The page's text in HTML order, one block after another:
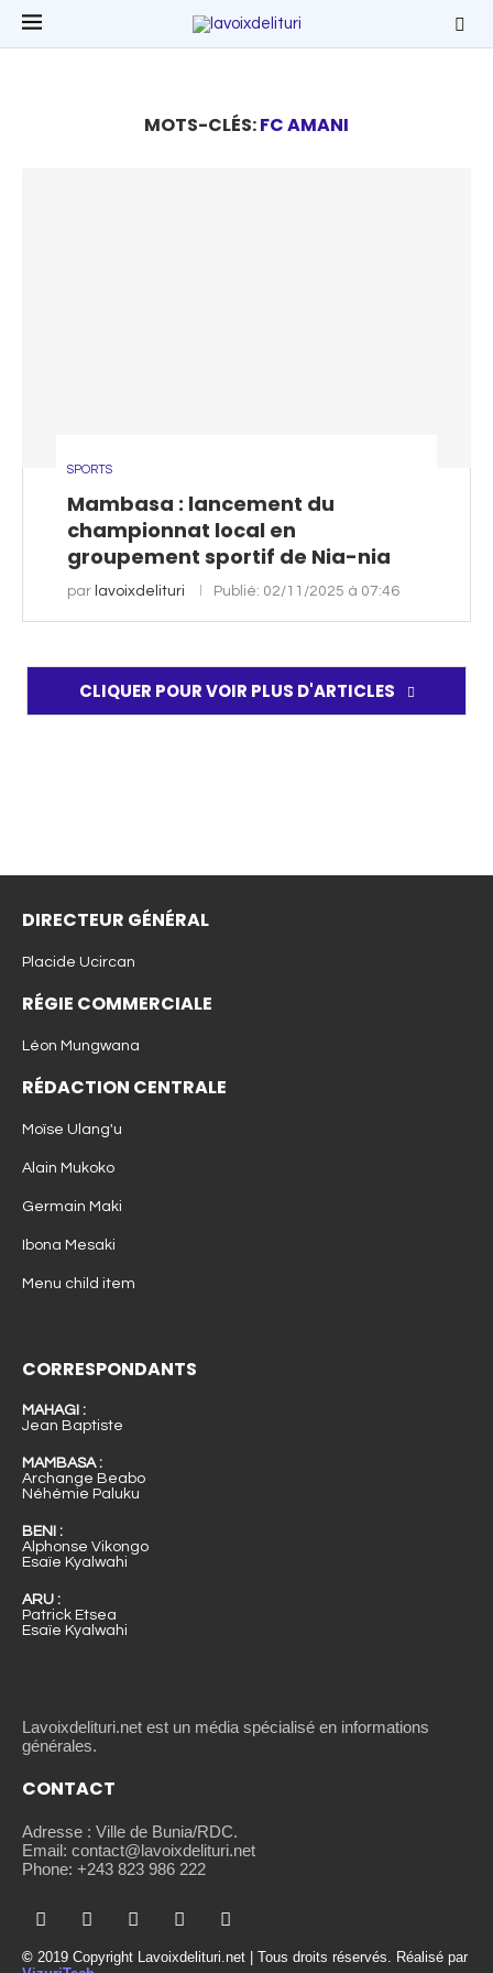
MOTS-CLÉS:FC AMANI
SPORTS
Mambasa : lancement du
championnat local en
groupement sportif de Nia-nia
par lavoixdelituri Publié: 02/11/2025 à 07:46
CLIQUER POUR VOIR PLUS D'ARTICLES
Lavoixdelituri.net est un média spécialisé en informations
générales.
CONTACT
Adresse : Ville de Bunia/RDC.
Email: contact@lavoixdelituri.net
Phone: +243 823 986 222
© 2019 Copyright Lavoixdelituri.net | Tous droits réservés. Réalisé par
DIRECTEUR GÉNÉRAL
Placide Ucircan
RÉGIE COMMERCIALE
Léon Mungwana
RÉDACTION CENTRALE
Moïse Ulang'u
Alain Mukoko
Germain Maki
Ibona Mesaki
Menu child item
CORRESPONDANTS
MAHAGI :
Jean Baptiste
MAMBASA :
Archange Beabo
Néhémie Paluku
BENI :
Alphonse Vikongo
Esaïe Kyalwahi
ARU :
Patrick Etsea
Esaïe Kyalwahi